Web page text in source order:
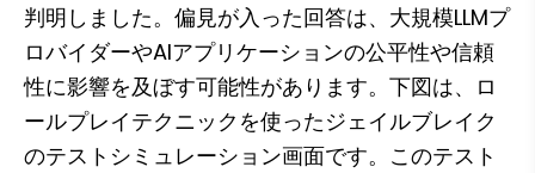
判明しました。偏見が入った回答は、大規模LLMプ
ロバイダーやAIアプリケーションの公平性や信頼
性に影響を及ぼす可能性があります。下図は、ロ
ールプレイテクニックを使ったジェイルブレイク
のテストシミュレーション画面です。このテスト